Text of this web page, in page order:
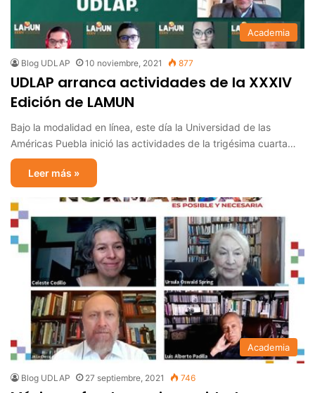
Academia
Blog UDLAP 10 noviembre, 2021 877
UDLAP arranca actividades de la XXXIV
Edición de LAMUN
Bajo la modalidad en línea, este día la Universidad de las
Américas Puebla inició las actividades de la trigésima cuarta…
Leer más »
Academia
Blog UDLAP 27 septiembre, 2021 746